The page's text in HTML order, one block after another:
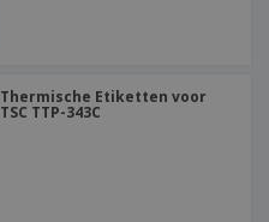
Thermische Etiketten voor
TSC TTP-343C